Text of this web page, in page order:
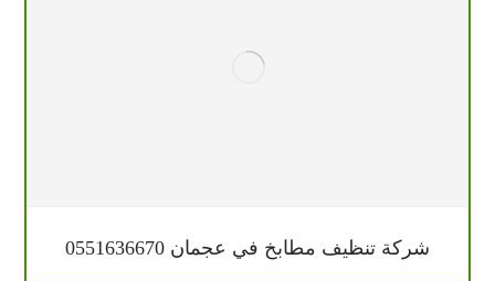
شركة تنظيف مطابخ في عجمان 0551636670